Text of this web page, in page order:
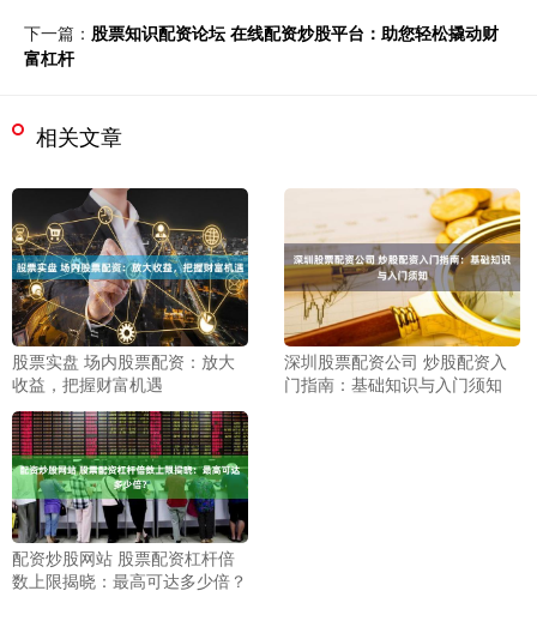
下一篇： 股票知识配资论坛 在线配资炒股平台：助您轻松撬动财
富杠杆
相关文章
股票实盘 场内股票配资：放大
收益，把握财富机遇
深圳股票配资公司 炒股配资入
门指南：基础知识与入门须知
配资炒股网站 股票配资杠杆倍
数上限揭晓：最高可达多少倍？